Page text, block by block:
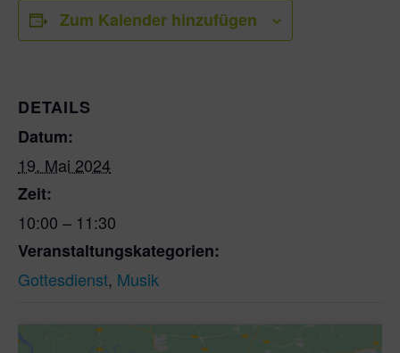
Zum Kalender hinzufügen
DETAILS
Datum:
19. Mai 2024
Zeit:
10:00 – 11:30
Veranstaltungskategorien:
Gottesdienst, Musik